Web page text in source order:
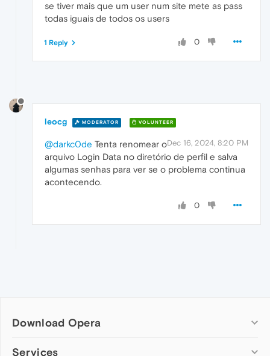
se tiver mais que um user num site mete as pass
todas iguais de todos os users
0
1 Reply
leocg MODERATOR VOLUNTEER
Dec 16, 2024, 8:20 PM
@darkc0de Tenta renomear o
arquivo Login Data no diretório de perfil e salva
algumas senhas para ver se o problema continua
acontecendo.
0
Download Opera
Computer browsers
Services